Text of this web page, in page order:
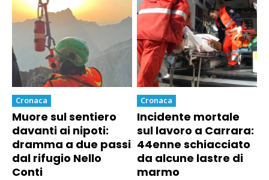
Cronaca
Muore sul sentiero
davanti ai nipoti:
dramma a due passi
dal rifugio Nello
Conti
Cronaca
Incidente mortale
sul lavoro a Carrara:
44enne schiacciato
da alcune lastre di
marmo